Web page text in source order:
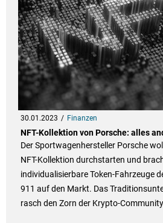
30.01.2023 Finanzen
NFT-Kollektion von Porsche: alles
Der Sportwagenhersteller Porsche
NFT-Kollektion durchstarten und
individualisierbare Token-Fahrzeuge
911 auf den Markt. Das
rasch den Zorn der Krypto-